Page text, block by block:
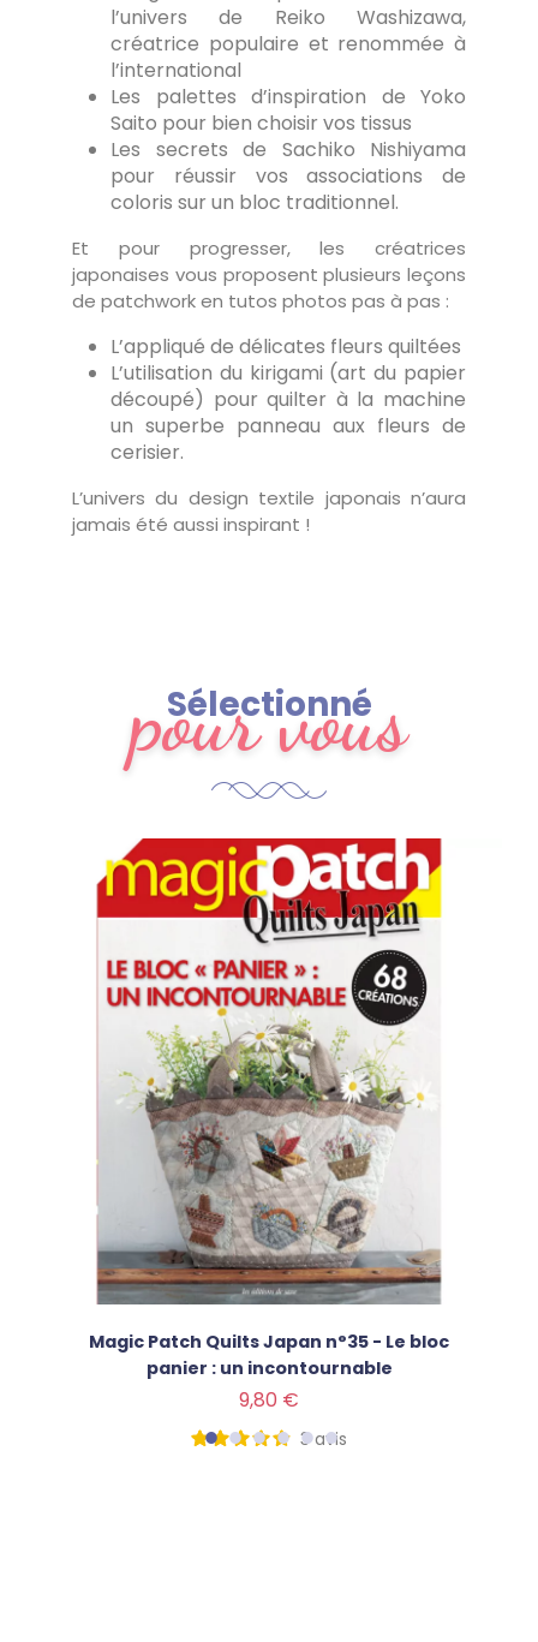
l’univers de Reiko Washizawa,
créatrice populaire et renommée à
l’international
Les palettes d’inspiration de Yoko
Saito pour bien choisir vos tissus
Les secrets de Sachiko Nishiyama
pour réussir vos associations de
coloris sur un bloc traditionnel.
Et pour progresser, les créatrices
japonaises vous proposent plusieurs leçons
de patchwork en tutos photos pas à pas :
L’appliqué de délicates fleurs quiltées
L’utilisation du kirigami (art du papier
découpé) pour quilter à la machine
un superbe panneau aux fleurs de
cerisier.
L’univers du design textile japonais n’aura
jamais été aussi inspirant !
Sélectionné
pour vous
Magic Patch Quilts Japan n°35 - Le bloc
panier : un incontournable
9,80 €
3avis